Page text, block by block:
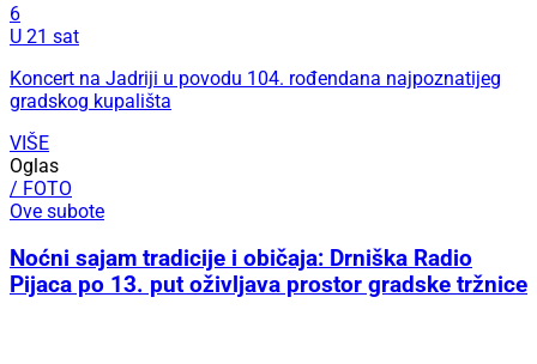
6
U 21 sat
Koncert na Jadriji u povodu 104. rođendana najpoznatijeg
gradskog kupališta
VIŠE
Oglas
/ FOTO
Ove subote
Noćni sajam tradicije i običaja: Drniška Radio
Pijaca po 13. put oživljava prostor gradske tržnice